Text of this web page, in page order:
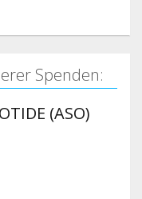
Spenden:
(ASO)